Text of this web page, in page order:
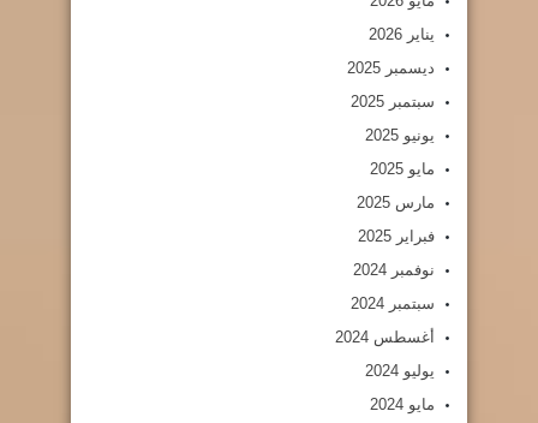
يناير 2026
ديسمبر 2025
سبتمبر 2025
يونيو 2025
مايو 2025
مارس 2025
فبراير 2025
نوفمبر 2024
سبتمبر 2024
أغسطس 2024
يوليو 2024
مايو 2024